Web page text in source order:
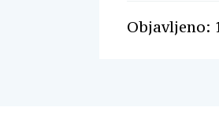
Objavljeno: